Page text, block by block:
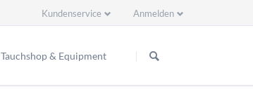
Anmelden
Kundenservice
überspringen
Tauchshop & Equipment